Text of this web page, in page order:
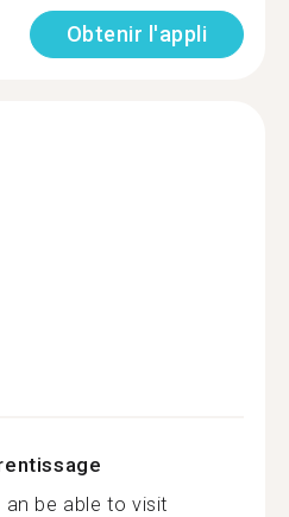
Obtenir l'appli
be able to visit